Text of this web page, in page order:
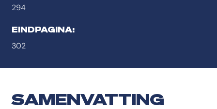
294
EINDPAGINA:
302
SAMENVATTING